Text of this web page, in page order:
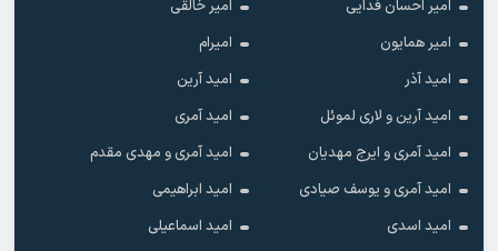
امیر احسان فدایی
امیر خالقى
امیر همایون
امیرام
امید آذر
امید آرین
امید آرین و لاری لموئل
امید آمری
امید آمری و ایرج مهدیان
امید آمری و مهدی مقدم
امید آمری و یوسف صیادی
امید ابراهیمی
امید اسدی
امید اسماعیلی